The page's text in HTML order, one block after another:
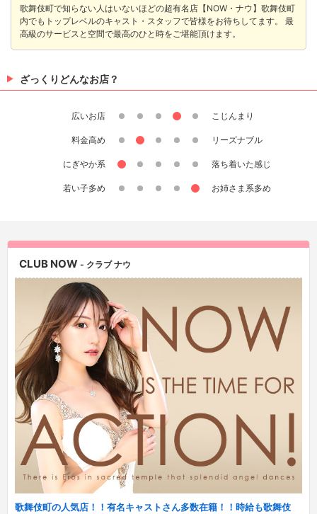
歌舞伎町で知らない人はいないほどの超有名店【NOW・ナウ】歌舞伎町
内でもトップレベルのキャスト・スタッフで皆様をお待ちしてます。 最
高級のサービスと空間で最高のひと時をご堪能頂けます。
ざっくりどんなお店？
広いお店 こじんまり
料金高め リーズナブル
にぎやか系 落ち着いた感じ
若い子多め お姉さま系多め
CLUB NOW - クラブ ナウ
歌舞伎町の人気店！！有名キャストさん多数在籍！！時給も歌舞伎